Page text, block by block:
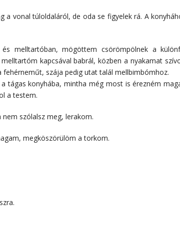
a vonal túloldaláról, de oda se figyelek rá. A
melltartóban, mögöttem csörömpölnek a
kapcsával babrál, közben a nyakamat
szája pedig utat talál mellbimbómhoz.
tágas konyhába, mintha még most is érezném
a testem.
nem szólalsz meg, lerakom.
megköszörülöm a torkom.